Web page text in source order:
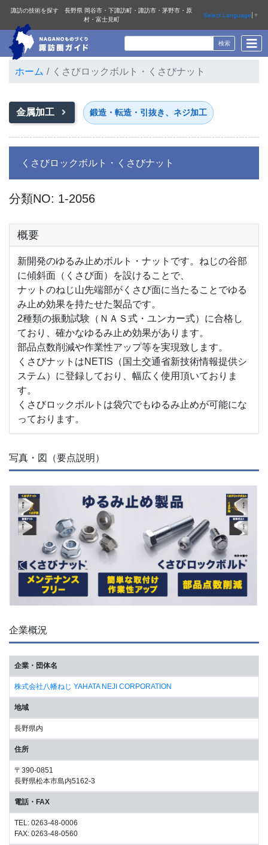
諏訪の技術を探す 長野県 岡谷市・下諏訪町・諏訪市・茅野市・原
村・富士見町
Select Language ▼
ホーム くさびロックボルト・くさびナット
金属加工 鍛造・転造・引抜き、ネジ加工
くさびロックボルト・くさびナット
分類NO: 1-2056
概要
新開発のゆるみ止めボルト・ナットです。ねじの谷部
に傾斜面（くさび面）を設けることで、
ナットのねじ山先端部がくさび面に当たることでゆる
み止め効果を持たせた製品です。
2種類の振動試験（ＮＡＳ式・ユンカー式）に合格し
ており、確かなゆるみ止め効果があります。
部品点数削減や作業性アップ等を実現致します。
くさびナットはNETIS（国土交通省新技術情報提供シ
ステム）に登録しており、幅広く使用頂いておりま
す。
くさびロックボルトは袋穴でもゆるみ止めが可能にな
っております。
写真・図（要点説明）
企業概況
企業・団体名
株式会社八幡ねじ YAHATA NEJI CORPORATION
地域
長野県内
住所
〒390-0851
長野県松本市島内5162-3
電話・FAX
TEL: 0263-48-0006
FAX: 0263-48-0560